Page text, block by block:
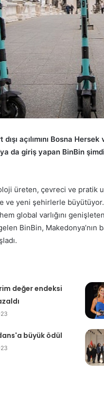
açılımını Bosna
da giriş yapan BinBin
üreten, çevreci ve pratik
ve yeni şehirlerle
global varlığını
BinBin, Makedonya’nın
değer endeksi
büyük ödül